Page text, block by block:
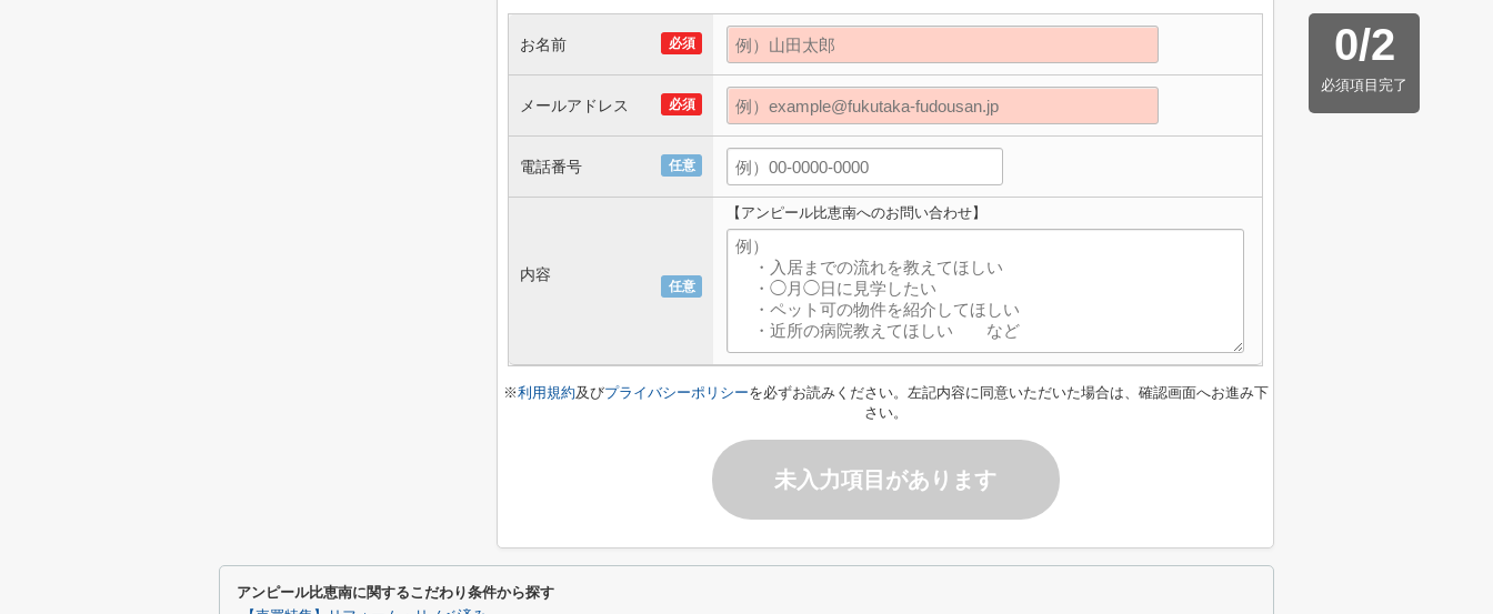
0/2
必須項目完了
必須
お名前
必須
メールアドレス
任意
電話番号
任意
内容
【アンピール比恵南へのお問い合わせ】
※利用規約及びプライバシーポリシーを必ずお読みください。左記内容に同意いただいた場合は、確認画面へお進み下
さい。
未入力項目があります
アンピール比恵南に関するこだわり条件から探す